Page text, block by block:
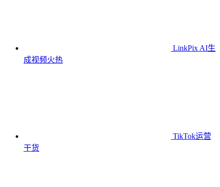
LinkPix AI生
成视频火热
TikTok运营
干货